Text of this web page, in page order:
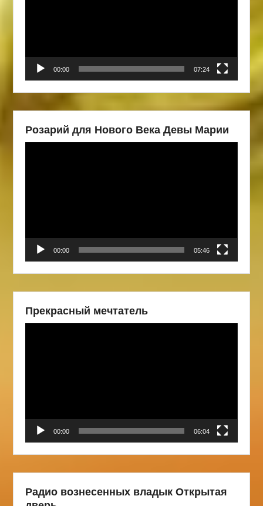
00:00 07:24
Розарий для Нового Века Девы Марии
00:00 05:46
Прекрасный мечтатель
00:00 06:04
Радио вознесенных владык Открытая